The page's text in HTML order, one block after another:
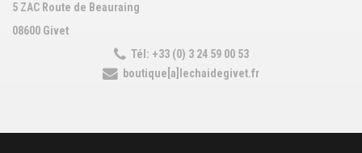
5 ZAC Route de Beauraing
08600 Givet
Tél: +33 (0) 3 24 59 00 53
boutique[a]lechaidegivet.fr